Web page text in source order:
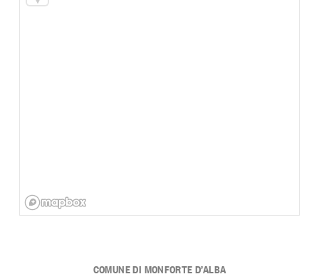
COMUNE DI MONFORTE D’ALBA